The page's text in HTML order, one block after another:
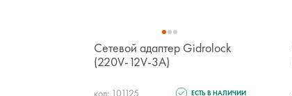
Сетевой адаптер Gidrolock
(220V-12V-3А)
код: 101125 ЕСТЬ В НАЛИЧИИ